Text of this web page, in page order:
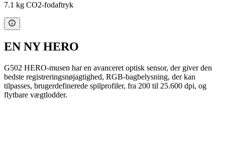
7.1 kg CO2-fodaftryk
EN NY HERO
G502 HERO-musen har en avanceret optisk sensor, der giver den
bedste registreringsnøjagtighed, RGB-bagbelysning, der kan
tilpasses, brugerdefinerede spilprofiler, fra 200 til 25.600 dpi, og
flytbare vægtlodder.